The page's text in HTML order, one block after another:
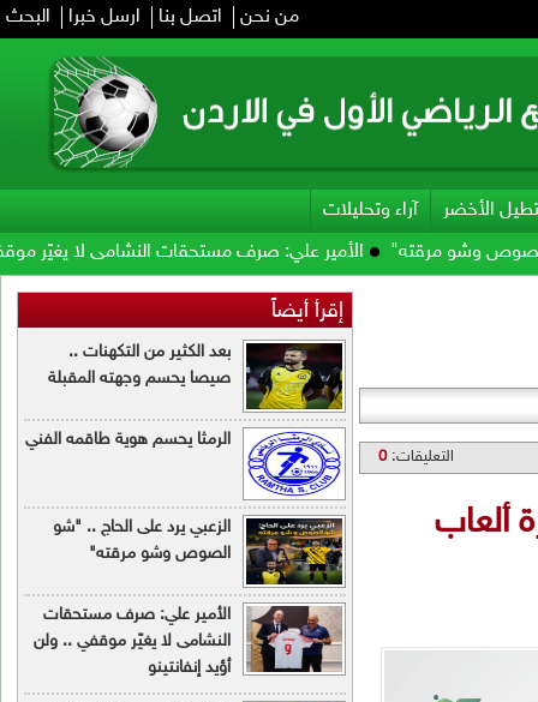
ارسل خبرا البحث
صرف مستحقات النشامى لا يغيّر موقفي .. ولن أؤيد إنفانتينو
فيفا
بعد الكثير من التكهنات ..
صيصا يحسم وجهته المقبلة
الرمثا يحسم هوية طاقمه الفني
الزعبي يرد على الحاج .. "شو
الصوص وشو مرقته"
الأمير علي: صرف مستحقات
النشامى لا يغيّر موقفي .. ولن